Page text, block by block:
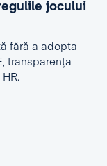
jocului
fără a adopta
transparența